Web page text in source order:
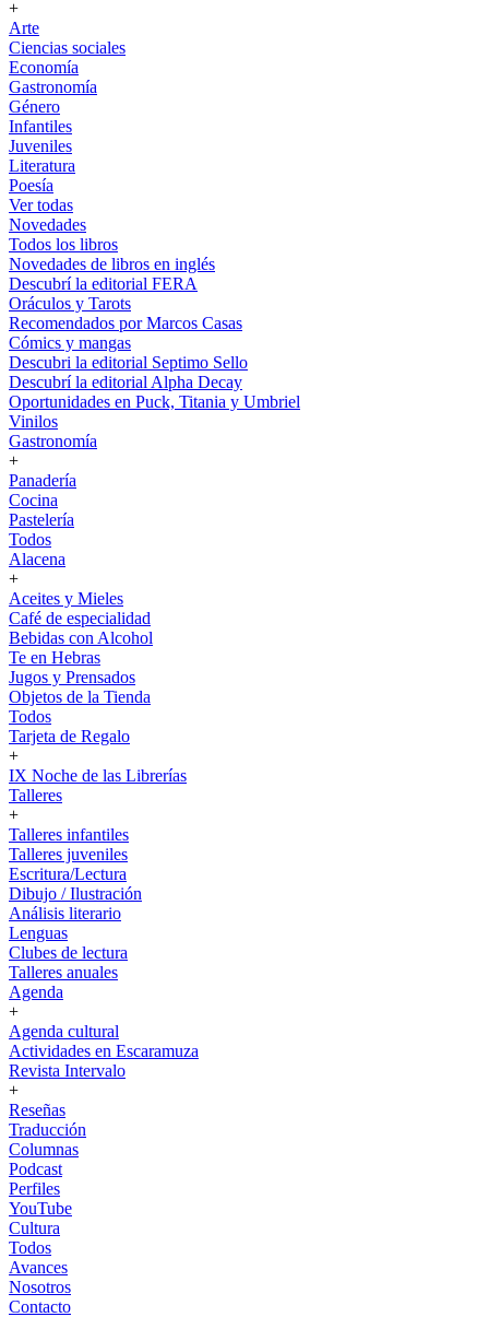
+
Arte
Ciencias sociales
Economía
Gastronomía
Género
Infantiles
Juveniles
Literatura
Poesía
Ver todas
Novedades
Todos los libros
Novedades de libros en inglés
Descubrí la editorial FERA
Oráculos y Tarots
Recomendados por Marcos Casas
Cómics y mangas
Descubri la editorial Septimo Sello
Descubrí la editorial Alpha Decay
Oportunidades en Puck, Titania y Umbriel
Vinilos
Gastronomía
+
Panadería
Cocina
Pastelería
Todos
Alacena
+
Aceites y Mieles
Café de especialidad
Bebidas con Alcohol
Te en Hebras
Jugos y Prensados
Objetos de la Tienda
Todos
Tarjeta de Regalo
+
IX Noche de las Librerías
Talleres
+
Talleres infantiles
Talleres juveniles
Escritura/Lectura
Dibujo / Ilustración
Análisis literario
Lenguas
Clubes de lectura
Talleres anuales
Agenda
+
Agenda cultural
Actividades en Escaramuza
Revista Intervalo
+
Reseñas
Traducción
Columnas
Podcast
Perfiles
YouTube
Cultura
Todos
Avances
Nosotros
Contacto